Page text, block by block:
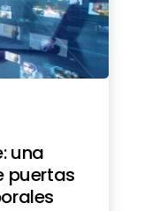
una
puertas